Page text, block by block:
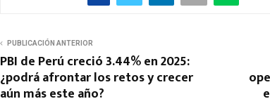
PUBLICACIÓN ANTERIOR
PBI de Perú creció 3.44% en 2025:
¿podrá afrontar los retos y crecer
aún más este año?